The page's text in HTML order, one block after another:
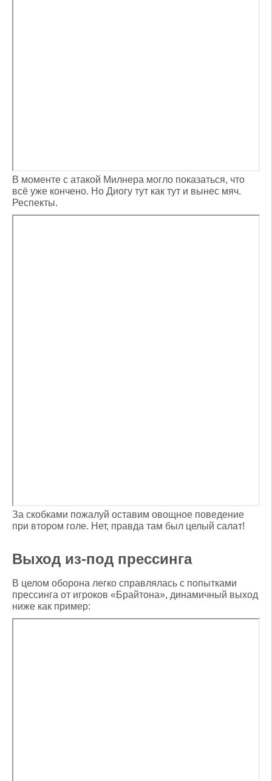
В моменте с атакой Милнера могло показаться, что
всё уже кончено. Но Диогу тут как тут и вынес мяч.
Респекты.
За скобками пожалуй оставим овощное поведение
при втором голе. Нет, правда там был целый салат!
Выход из-под прессинга
В целом оборона легко справлялась с попытками
прессинга от игроков «Брайтона», динамичный выход
ниже как пример: